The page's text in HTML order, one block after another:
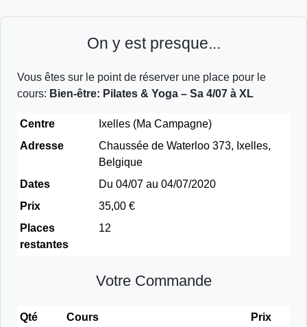
On y est presque...
Vous êtes sur le point de réserver une place pour le
cours: Bien-être: Pilates & Yoga – Sa 4/07 à XL
Centre
Ixelles (Ma Campagne)
Adresse
Chaussée de Waterloo 373, Ixelles,
Belgique
Dates
Du 04/07 au 04/07/2020
Prix
35,00 €
Places
restantes
12
Votre Commande
Qté Cours
Prix